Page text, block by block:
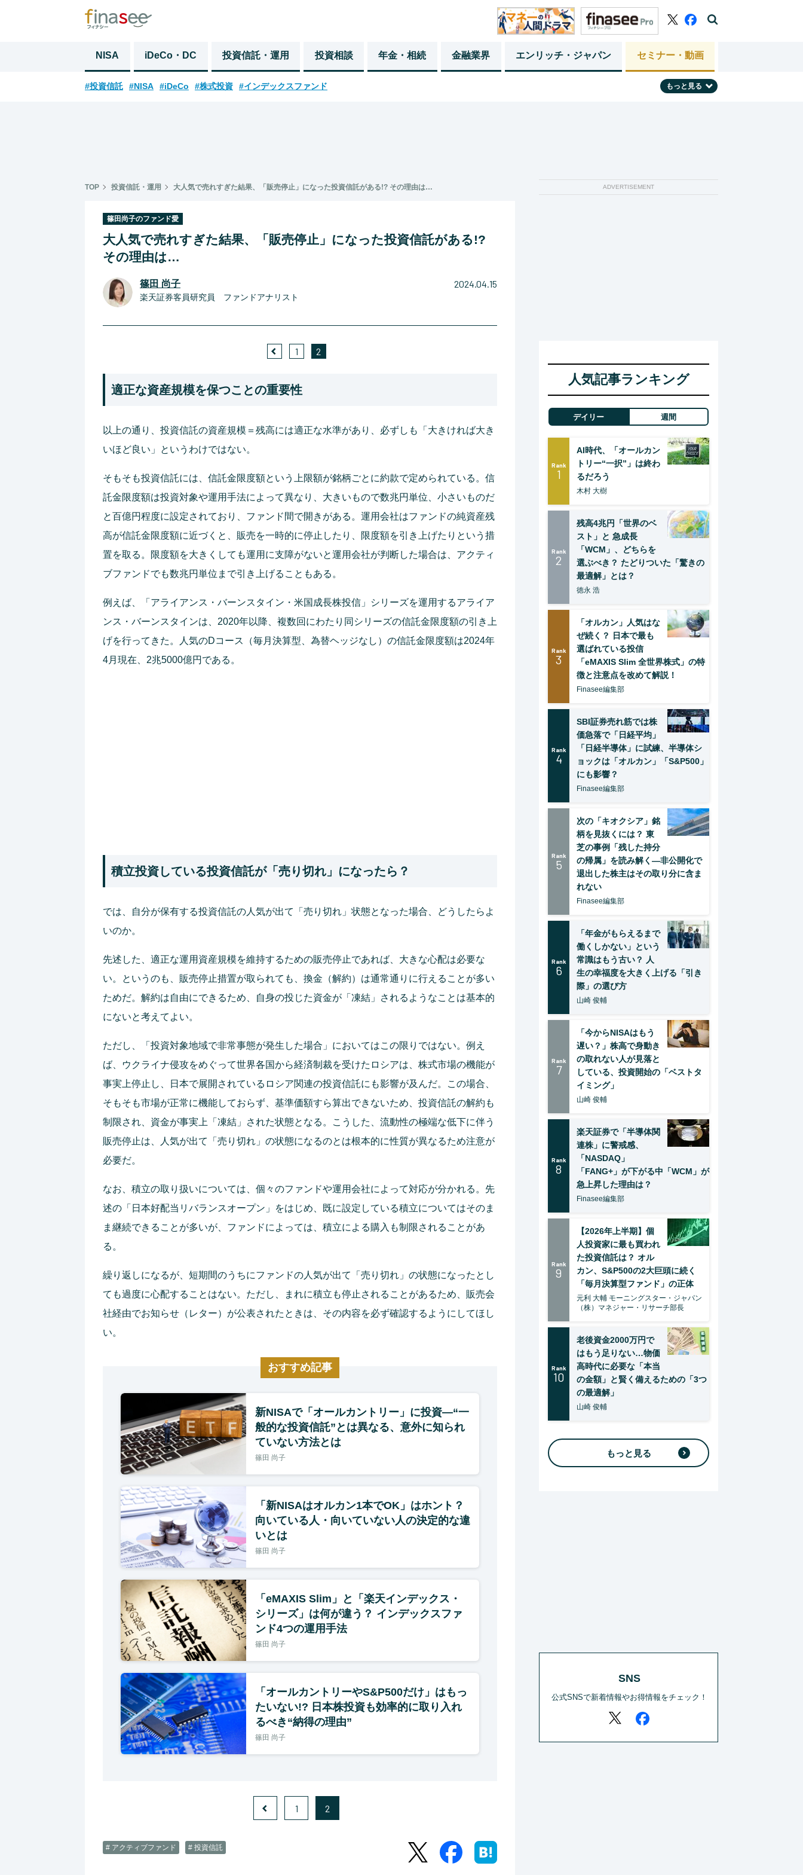
NISA iDeCo・DC 投資信託・運用 投資相談 年金・相続 金融業界 エンリッチ・ジャパン セミナー・動画
#投資信託 #NISA #iDeCo #株式投資 #インデックスファンド もっと見る
TOP 投資信託・運用 大人気で売れすぎた結果、「販売停止」になった投資信託がある!? その理由は…
篠田尚子のファンド愛
大人気で売れすぎた結果、「販売停止」になった投資信託がある!?
その理由は…
篠田 尚子
楽天証券客員研究員 ファンドアナリスト
2024.04.15
1 2
適正な資産規模を保つことの重要性
以上の通り、投資信託の資産規模＝残高には適正な水準があり、必ずしも「大きければ大き
いほど良い」というわけではない。
そもそも投資信託には、信託金限度額という上限額が銘柄ごとに約款で定められている。信
託金限度額は投資対象や運用手法によって異なり、大きいもので数兆円単位、小さいものだ
と百億円程度に設定されており、ファンド間で開きがある。運用会社はファンドの純資産残
高が信託金限度額に近づくと、販売を一時的に停止したり、限度額を引き上げたりという措
置を取る。限度額を大きくしても運用に支障がないと運用会社が判断した場合は、アクティ
ブファンドでも数兆円単位まで引き上げることもある。
例えば、「アライアンス・バーンスタイン・米国成長株投信」シリーズを運用するアライア
ンス・バーンスタインは、2020年以降、複数回にわたり同シリーズの信託金限度額の引き上
げを行ってきた。人気のDコース（毎月決算型、為替ヘッジなし）の信託金限度額は2024年
4月現在、2兆5000億円である。
積立投資している投資信託が「売り切れ」になったら？
では、自分が保有する投資信託の人気が出て「売り切れ」状態となった場合、どうしたらよ
いのか。
先述した、適正な運用資産規模を維持するための販売停止であれば、大きな心配は必要な
い。というのも、販売停止措置が取られても、換金（解約）は通常通りに行えることが多い
ためだ。解約は自由にできるため、自身の投じた資金が「凍結」されるようなことは基本的
にないと考えてよい。
ただし、「投資対象地域で非常事態が発生した場合」においてはこの限りではない。例え
ば、ウクライナ侵攻をめぐって世界各国から経済制裁を受けたロシアは、株式市場の機能が
事実上停止し、日本で展開されているロシア関連の投資信託にも影響が及んだ。この場合、
そもそも市場が正常に機能しておらず、基準価額すら算出できないため、投資信託の解約も
制限され、資金が事実上「凍結」された状態となる。こうした、流動性の極端な低下に伴う
販売停止は、人気が出て「売り切れ」の状態になるのとは根本的に性質が異なるため注意が
必要だ。
なお、積立の取り扱いについては、個々のファンドや運用会社によって対応が分かれる。先
述の「日本好配当リバランスオープン」をはじめ、既に設定している積立についてはそのま
ま継続できることが多いが、ファンドによっては、積立による購入も制限されることがあ
る。
繰り返しになるが、短期間のうちにファンドの人気が出て「売り切れ」の状態になったとし
ても過度に心配することはない。ただし、まれに積立も停止されることがあるため、販売会
社経由でお知らせ（レター）が公表されたときは、その内容を必ず確認するようにしてほし
い。
おすすめ記事
新NISAで「オールカントリー」に投資―“一
般的な投資信託”とは異なる、意外に知られ
ていない方法とは
篠田 尚子
「新NISAはオルカン1本でOK」はホント？
向いている人・向いていない人の決定的な違
いとは
篠田 尚子
「eMAXIS Slim」と「楽天インデックス・
シリーズ」は何が違う？ インデックスファ
ンド4つの運用手法
篠田 尚子
「オールカントリーやS&P500だけ」はもっ
たいない!? 日本株投資も効率的に取り入れ
るべき“納得の理由”
篠田 尚子
1 2
# アクティブファンド # 投資信託
ADVERTISEMENT
人気記事ランキング
デイリー 週間
Rank
1
AI時代、「オールカン
トリー“一択”」は終わ
るだろう
木村 大樹
Rank
2
残高4兆円「世界のベ
スト」と 急成長
「WCM」、どちらを
選ぶべき？ たどりついた「驚きの
最適解」とは？
徳永 浩
Rank
3
「オルカン」人気はな
ぜ続く？ 日本で最も
選ばれている投信
「eMAXIS Slim 全世界株式」の特
徴と注意点を改めて解説！
Finasee編集部
Rank
4
SBI証券売れ筋では株
価急落で「日経平均」
「日経半導体」に試練、半導体シ
ョックは「オルカン」「S&P500」
にも影響？
Finasee編集部
Rank
5
次の「キオクシア」銘
柄を見抜くには？ 東
芝の事例「残した持分
の帰属」を読み解く—非公開化で
退出した株主はその取り分に含ま
れない
Finasee編集部
Rank
6
「年金がもらえるまで
働くしかない」という
常識はもう古い？ 人
生の幸福度を大きく上げる「引き
際」の選び方
山崎 俊輔
Rank
7
「今からNISAはもう
遅い？」株高で身動き
の取れない人が見落と
している、投資開始の「ベストタ
イミング」
山崎 俊輔
Rank
8
楽天証券で「半導体関
連株」に警戒感、
「NASDAQ」
「FANG+」が下がる中「WCM」が
急上昇した理由は？
Finasee編集部
Rank
9
【2026年上半期】個
人投資家に最も買われ
た投資信託は？ オル
カン、S&P500の2大巨頭に続く
「毎月決算型ファンド」の正体
元利 大輔 モーニングスター・ジャパン
（株）マネジャー・リサーチ部長
Rank
10
老後資金2000万円で
はもう足りない…物価
高時代に必要な「本当
の金額」と賢く備えるための「3つ
の最適解」
山崎 俊輔
もっと見る
SNS
公式SNSで新着情報やお得情報をチェック！